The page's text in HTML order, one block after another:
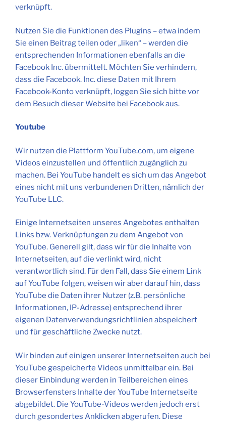
verknüpft.
Nutzen Sie die Funktionen des Plugins – etwa indem
Sie einen Beitrag teilen oder „liken“ – werden die
entsprechenden Informationen ebenfalls an die
Facebook Inc. übermittelt. Möchten Sie verhindern,
dass die Facebook. Inc. diese Daten mit Ihrem
Facebook-Konto verknüpft, loggen Sie sich bitte vor
dem Besuch dieser Website bei Facebook aus.
Youtube
Wir nutzen die Plattform YouTube.com, um eigene
Videos einzustellen und öffentlich zugänglich zu
machen. Bei YouTube handelt es sich um das Angebot
eines nicht mit uns verbundenen Dritten, nämlich der
YouTube LLC.
Einige Internetseiten unseres Angebotes enthalten
Links bzw. Verknüpfungen zu dem Angebot von
YouTube. Generell gilt, dass wir für die Inhalte von
Internetseiten, auf die verlinkt wird, nicht
verantwortlich sind. Für den Fall, dass Sie einem Link
auf YouTube folgen, weisen wir aber darauf hin, dass
YouTube die Daten ihrer Nutzer (z.B. persönliche
Informationen, IP-Adresse) entsprechend ihrer
eigenen Datenverwendungsrichtlinien abspeichert
und für geschäftliche Zwecke nutzt.
Wir binden auf einigen unserer Internetseiten auch bei
YouTube gespeicherte Videos unmittelbar ein. Bei
dieser Einbindung werden in Teilbereichen eines
Browserfensters Inhalte der YouTube Internetseite
abgebildet. Die YouTube-Videos werden jedoch erst
durch gesondertes Anklicken abgerufen. Diese